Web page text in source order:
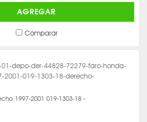
AGREGAR
Comparar
1997-2001 019-1303-18 -